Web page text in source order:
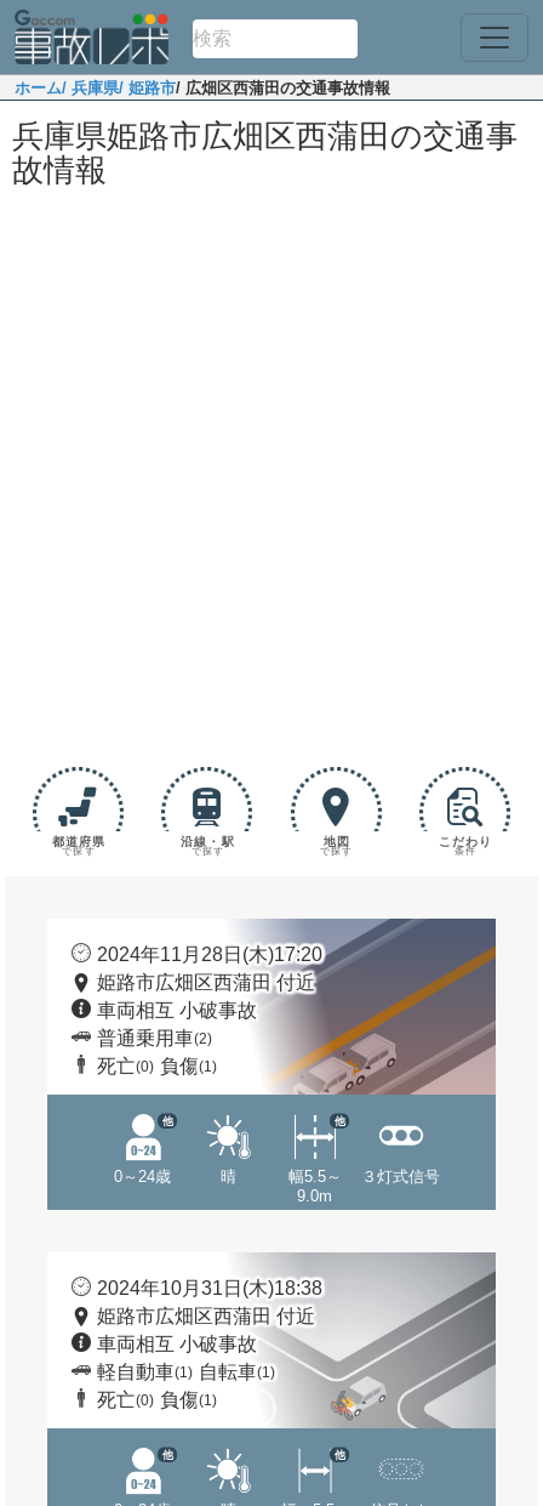
ホーム/ 兵庫県/ 姫路市/ 広畑区西蒲田の交通事故情報
兵庫県姫路市広畑区西蒲田の交通事
故情報
都道府県
で探す
沿線・駅
で探す
地図
で探す
こだわり
条件
2024年11月28日(木)17:20
姫路市広畑区西蒲田 付近
車両相互 小破事故
普通乗用車(2)
死亡(0) 負傷(1)
0～24歳
他
晴
幅5.5～
9.0m
他
３灯式信号
2024年10月31日(木)18:38
姫路市広畑区西蒲田 付近
車両相互 小破事故
軽自動車(1) 自転車(1)
死亡(0) 負傷(1)
他 他